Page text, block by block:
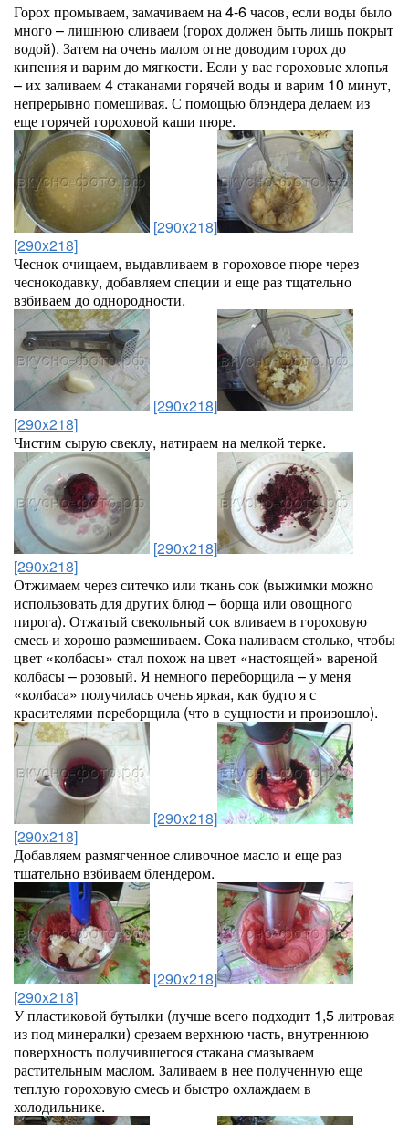
Горох промываем, замачиваем на 4-6 часов, если воды было
много – лишнюю сливаем (горох должен быть лишь покрыт
водой). Затем на очень малом огне доводим горох до
кипения и варим до мягкости. Если у вас гороховые хлопья
– их заливаем 4 стаканами горячей воды и варим 10 минут,
непрерывно помешивая. С помощью блэндера делаем из
еще горячей гороховой каши пюре.
[290x218]
[290x218]
Чеснок очищаем, выдавливаем в гороховое пюре через
чеснокодавку, добавляем специи и еще раз тщательно
взбиваем до однородности.
[290x218]
[290x218]
Чистим сырую свеклу, натираем на мелкой терке.
[290x218]
[290x218]
Отжимаем через ситечко или ткань сок (выжимки можно
использовать для других блюд – борща или овощного
пирога). Отжатый свекольный сок вливаем в гороховую
смесь и хорошо размешиваем. Сока наливаем столько, чтобы
цвет «колбасы» стал похож на цвет «настоящей» вареной
колбасы – розовый. Я немного переборщила – у меня
«колбаса» получилась очень яркая, как будто я с
красителями переборщила (что в сущности и произошло).
[290x218]
[290x218]
Добавляем размягченное сливочное масло и еще раз
тшательно взбиваем блендером.
[290x218]
[290x218]
У пластиковой бутылки (лучше всего подходит 1,5 литровая
из под минералки) срезаем верхнюю часть, внутреннюю
поверхность получившегося стакана смазываем
растительным маслом. Заливаем в нее полученную еще
теплую гороховую смесь и быстро охлаждаем в
холодильнике.